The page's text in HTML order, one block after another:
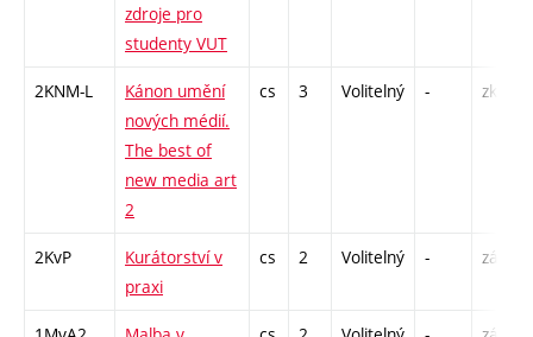
zdroje pro
studenty VUT
2KNM-L
Kánon umění
nových médií.
The best of
new media art
2
cs 3 Volitelný - zk
2KvP
Kurátorství v
praxi
cs 2 Volitelný - zá